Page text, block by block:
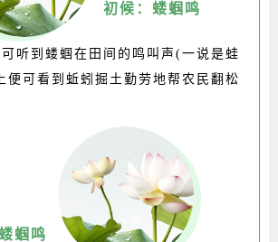
初候：蝼蝈鸣
听到蝼蝈在田间的鸣叫声(一说是蛙
便可看到蚯蚓掘土勤劳地帮农民翻松
蝈鸣